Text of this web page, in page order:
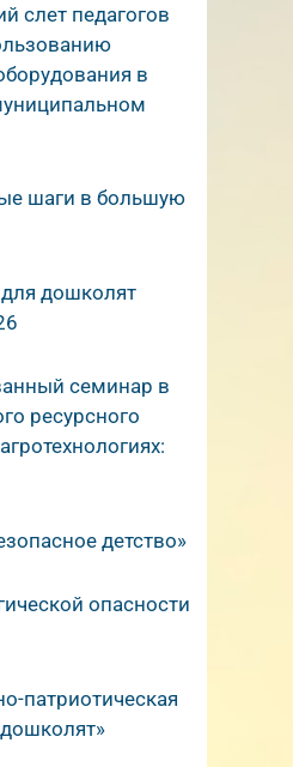
слет педагогов
в
шаги в большую
дошколят
семинар в
ресурсного
детство»
опасности
патриотическая